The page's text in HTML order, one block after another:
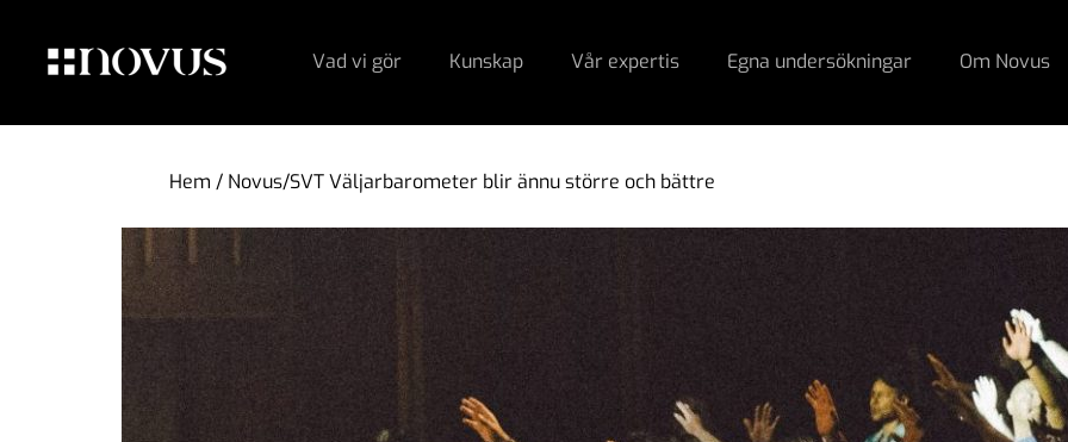
Vad vi gör Kunskap Vår expertis Egna undersökningar Om Novus
Hem / Novus/SVT Väljarbarometer blir ännu större och bättre